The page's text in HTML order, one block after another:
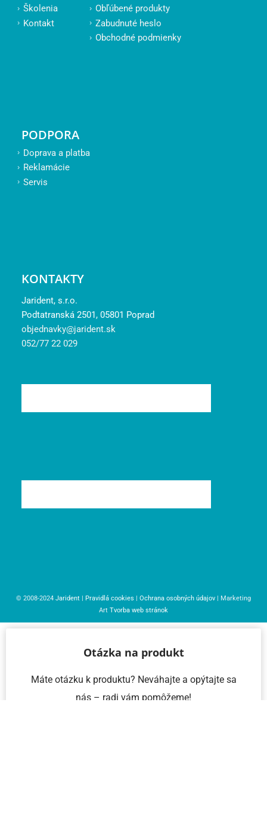
Školenia
Kontakt
Obľúbené produkty
Zabudnuté heslo
Obchodné podmienky
PODPORA
Doprava a platba
Reklamácie
Servis
KONTAKTY
Jarident, s.r.o.
Podtatranská 2501, 05801 Poprad
objednavky@jarident.sk
052/77 22 029
© 2008-2024 Jarident | Pravidlá cookies | Ochrana osobných údajov | Marketing
Art Tvorba web stránok
Otázka na produkt
Máte otázku k produktu? Neváhajte a opýtajte sa
nás – radi vám pomôžeme!